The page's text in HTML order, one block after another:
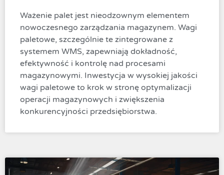
Ważenie palet jest nieodzownym elementem
nowoczesnego zarządzania magazynem. Wagi
paletowe, szczególnie te zintegrowane z
systemem WMS, zapewniają dokładność,
efektywność i kontrolę nad procesami
magazynowymi. Inwestycja w wysokiej jakości
wagi paletowe to krok w stronę optymalizacji
operacji magazynowych i zwiększenia
konkurencyjności przedsiębiorstwa.